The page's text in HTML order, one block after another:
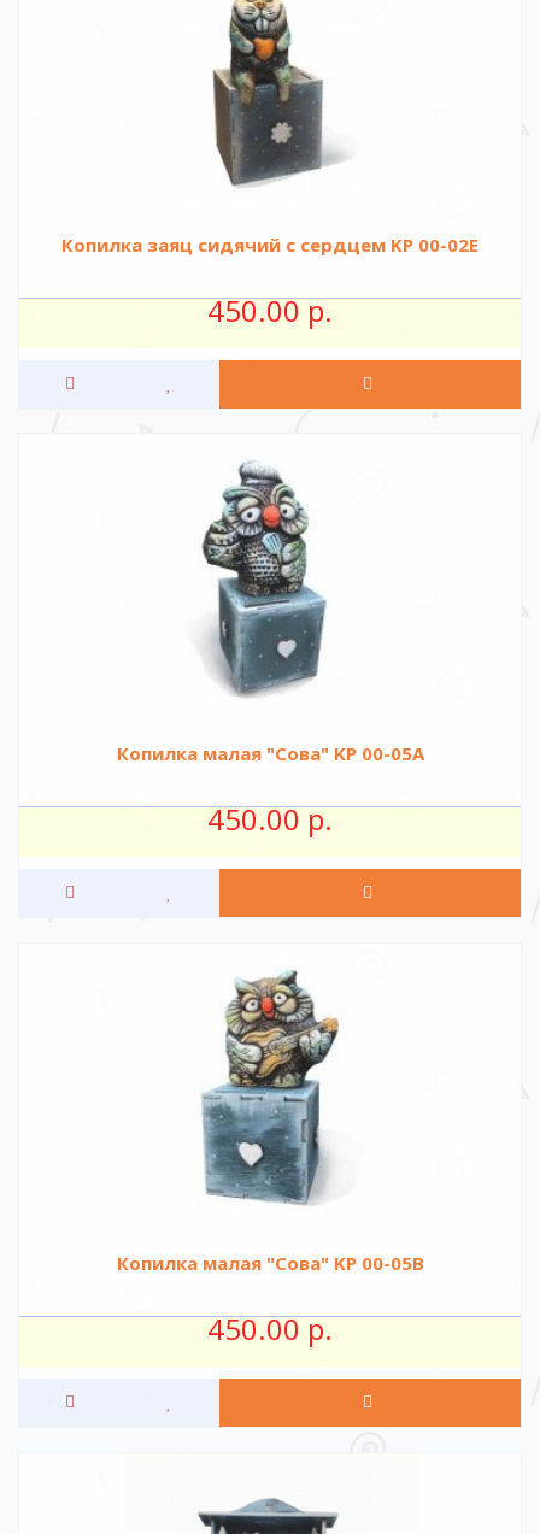
Копилка заяц сидячий с сердцем KР 00-02E
450.00 р.
Копилка малая "Сова" KР 00-05A
450.00 р.
Копилка малая "Сова" KР 00-05B
450.00 р.